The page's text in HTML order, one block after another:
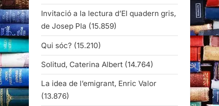
Invitació a la lectura d’El quadern gris,
de Josep Pla (15.859)
Qui sóc? (15.210)
Solitud, Caterina Albert (14.764)
La idea de l’emigrant, Enric Valor
(13.876)